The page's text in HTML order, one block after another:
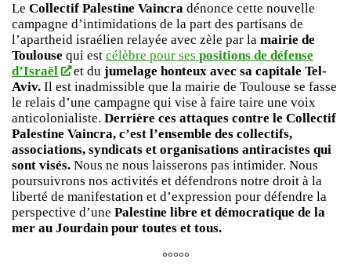
Le Collectif Palestine Vaincra dénonce cette nouvelle
campagne d’intimidations de la part des partisans de
l’apartheid israélien relayée avec zèle par la mairie de
Toulouse qui est célèbre pour ses positions de défense
d’Israël
et du jumelage honteux avec sa capitale Tel-
Aviv. Il est inadmissible que la mairie de Toulouse se fasse
le relais d’une campagne qui vise à faire taire une voix
anticolonialiste. Derrière ces attaques contre le Collectif
Palestine Vaincra, c’est l’ensemble des collectifs,
associations, syndicats et organisations antiracistes qui
sont visés. Nous ne nous laisserons pas intimider. Nous
poursuivrons nos activités et défendrons notre droit à la
liberté de manifestation et d’expression pour défendre la
perspective d’une Palestine libre et démocratique de la
mer au Jourdain pour toutes et tous.
°°°°°